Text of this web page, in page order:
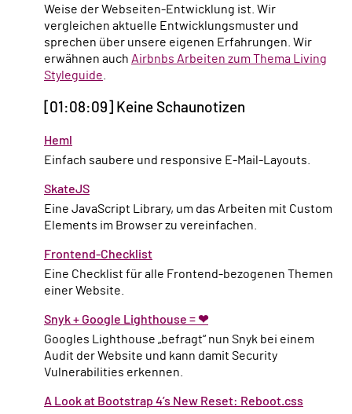
Weise der Webseiten-Entwicklung ist. Wir
vergleichen aktuelle Entwicklungsmuster und
sprechen über unsere eigenen Erfahrungen. Wir
erwähnen auch Airbnbs Arbeiten zum Thema Living
Styleguide
[01:08:09] Keine Schaunotizen
Heml
Einfach saubere und responsive E-Mail-Layouts.
SkateJS
Eine JavaScript Library, um das Arbeiten mit Custom
Elements im Browser zu vereinfachen.
Frontend-Checklist
Eine Checklist für alle Frontend-bezogenen Themen
einer Website.
Snyk + Google Lighthouse = ❤
Googles Lighthouse „befragt“ nun Snyk bei einem
Audit der Website und kann damit Security
Vulnerabilities erkennen.
A Look at Bootstrap 4’s New Reset: Reboot.css